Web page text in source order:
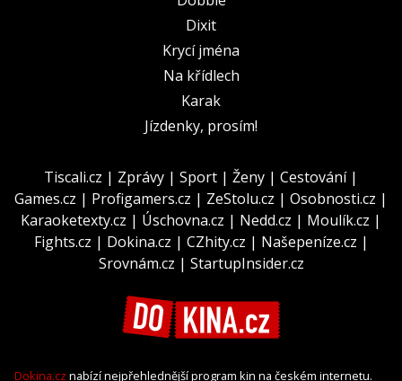
Dixit
Krycí jména
Na křídlech
Karak
Jízdenky, prosím!
Tiscali.cz | Zprávy | Sport | Ženy | Cestování|
Games.cz | Profigamers.cz | ZeStolu.cz | Osobnosti.cz |
Karaoketexty.cz | Úschovna.cz | Nedd.cz | Moulík.cz |
Fights.cz | Dokina.cz | CZhity.cz | Našepeníze.cz |
Srovnám.cz | StartupInsider.cz
Dokina.cz nabízí nejpřehlednější program kin na českém internetu.